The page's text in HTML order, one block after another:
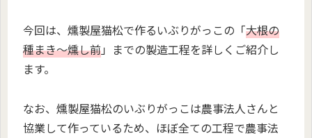
今回は、燻製屋猫松で作るいぶりがっこの「大根の
種まき〜燻し前」までの製造工程を詳しくご紹介し
ます。
なお、燻製屋猫松のいぶりがっこは農事法人さんと
協業して作っているため、ほぼ全ての工程で農事法